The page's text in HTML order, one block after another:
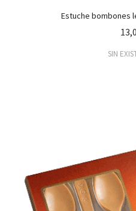
Estuche bombones
SIN